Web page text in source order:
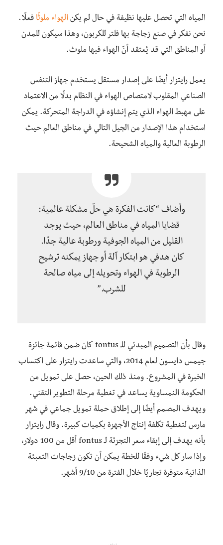
المياه التي تحصل عليها نظيفة في حال لم يكن الهواء ملوثًا فعلًا.
نحن نفكر في صنع زجاجة بها فلتر للكربون، وهذا سيكون للمدن
أو المناطق التي قد يُعتقد أنّ الهواء فيها ملوث.
يعمل رايتزار أيضًا على إصدار مستقل يستخدم جهاز التنفس
الصناعي المقلوب لامتصاص الهواء في النظام بدلًا من الاعتماد
على مهبط الهواء الذي يتم إنشاؤه في الدراجة المتحركة. يمكن
استخدام هذا الإصدار من الجيل التالي في مناطق العالم حيث
الرطوبة العالية والمياه الشحيحة.
وأضاف “كانت الفكرة هي حلّ مشكلة عالمية:
قضايا المياه في مناطق العالم، حيث يوجد
القليل من المياه الجوفية ورطوبة عالية جدًا.
كان هدفي هو ابتكار آلة أو جهاز يمكنه ترشيح
الرطوبة في الهواء وتحويله إلى مياه صالحة
للشرب.”
وقال بأن التصميم المبدئي للـ fontus كان ضمن قائمة جائزة
جيمس دايسون لعام 2014، والتي ساعدت رايتزار على اكتساب
الخبرة في المشروع. ومنذ ذلك الحين، حصل على تمويل من
الحكومة النمساوية يساعد في تغطية مرحلة التطوير التقني.
ويهدف المصمم أيضًا إلى إطلاق حملة تمويل جماعي في شهر
مارس لتغطية تكلفة إنتاج الأجهزة بكميات كبيرة. وقال رايتزار
بأنه يهدف إلى إبقاء سعر التجزئة لـ fontus أقل من 100 دولار،
وإذا سار كل شيء وفقًا للخطة يمكن أن تكون زجاجات التعبئة
الذاتية متوفرة تجاريًا خلال الفترة من 9/10 أشهر.